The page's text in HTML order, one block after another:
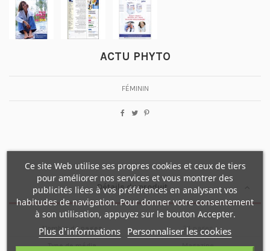
ACTU PHYTO
FÉMININ
Détails du produit
Nombre de pages 24 pages
Type de média Magazine
Ce site Web utilise ses propres cookies et ceux de tiers
pour améliorer nos services et vous montrer des
publicités liées à vos préférences en analysant vos
habitudes de navigation. Pour donner votre consentement
à son utilisation, appuyez sur le bouton Accepter.
Plus d'informations Personnaliser les cookies